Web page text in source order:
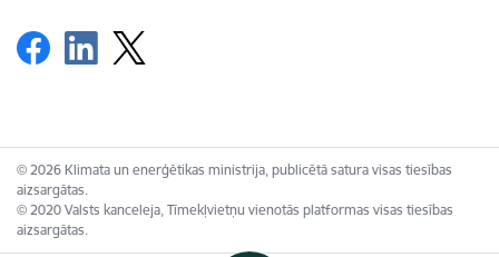
© 2026 Klimata un enerģētikas ministrija, publicētā satura visas tiesības
aizsargātas.
© 2020 Valsts kanceleja, Tīmekļvietņu vienotās platformas visas tiesības
aizsargātas.